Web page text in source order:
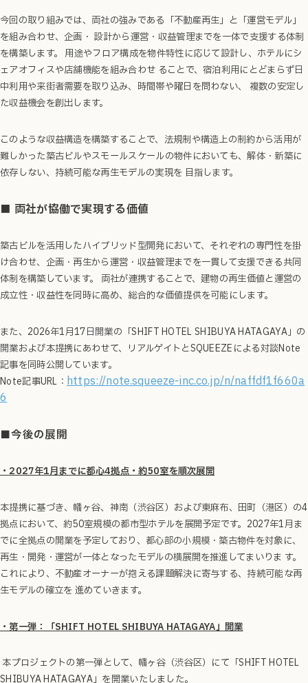
今回の取り組みでは、両社の強みである「不動産再生」と「運営モデル」
を組み合わせ、企画・ 設計から運営・収益管理までを一体で支援する体制
を構築します。 用途やフロア構成を物件特性に応じて設計し、ホテルにシ
ェアオフィスや店舗機能を組み合わせ ることで、宿泊利用にとどまらず日
中利用や来街者需要を取り込み、時間帯や曜日を問わない、 複数の安定し
た収益機会を創出します。
このような収益構造を構築することで、法規制や構造上の制約から活用が
難しかった築古ビルやスモールスケールの物件においても、解体・新築に
依存しない、持続可能な再生モデルの実現を 目指します。
■ 両社が協働で実現する価値
築古ビルを活用したハイブリッド型開発において、それぞれの専門性を掛
け合わせ、企画・再生から運営・収益管理までを一貫して支援できる共同
体制を構築しています。 両社が連携することで、建物の再生価値と運営の
成立性・収益性を同時に高め、総合的な価値提供を可能にします。
また、2026年1月17日開業の「SHIFT HOTEL SHIBUYA HATAGAYA」の
開業および本提携にあわせて、リアルゲイトとSQUEEZEによる対談Note
記事を同時公開しています。
Note記事URL： https://note.squeeze-inc.co.jp/n/naffdf1f660a
6
■今後の展開
・2027年1月までに都心4拠点・約50室を順次展開
本提携に基づき、幡ヶ谷、神南（渋谷区）および東麻布、田町（港区）の4
拠点において、約50室規模の都市型ホテルを展開予定です。2027年1月ま
でに全拠点の開業を予定しており、都心部の小規模・築古物件を対象に、
再生・開発・運営が一体となったモデルの横展開を推進してまいりま す。
これにより、不動産オーナーが抱える課題解決に寄与する、持続可能な再
生モデルの確立を 進めていきます。
・第一弾：「SHIFT HOTEL SHIBUYA HATAGAYA」開業
本プロジェクトの第一弾として、幡ヶ谷（渋谷区）にて「SHIFT HOTEL
SHIBUYA HATAGAYA」を開業いたしました。